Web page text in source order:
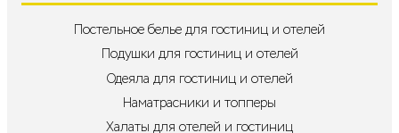
Постельное белье для гостиниц и отелей
Подушки для гостиниц и отелей
Одеяла для гостиниц и отелей
Наматрасники и топперы
Халаты для отелей и гостиниц